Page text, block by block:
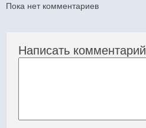
Пока нет комментариев
Написать комментарий